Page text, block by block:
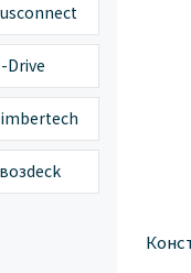
Drive